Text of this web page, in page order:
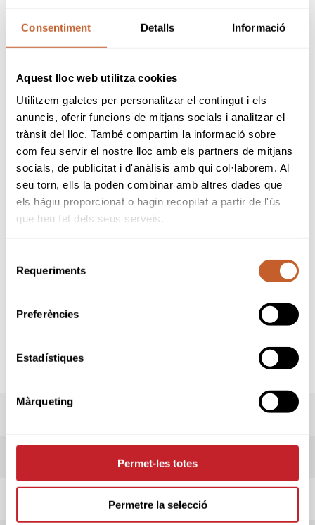
Consentiment Detalls Informació
Aquest lloc web utilitza cookies
Utilitzem galetes per personalitzar el contingut i els
anuncis, oferir funcions de mitjans socials i analitzar el
trànsit del lloc. També compartim la informació sobre
com feu servir el nostre lloc amb els partners de mitjans
socials, de publicitat i d'anàlisis amb qui col·laborem. Al
seu torn, ells la poden combinar amb altres dades que
els hàgiu proporcionat o hagin recopilat a partir de l'ús
que heu fet dels seus serveis.
Requeriments
Preferències
Estadístiques
Màrqueting
Permet-les totes
Permetre la selecció
Handicaps de inscripción
máximos:
Cadetes:
Infantiles:
Participaran un total de129jugadores,
distribuidos de la siguiente forma:
Categoría Masculina
27
Cadetes
27Infantile
27Alevines
Categoría Femenina
del recorrido Hills permanecerán cerrados,
por lo que las jugadoras que deseen tirar
bolas tendrán que acudir al Campo de
Restauración se realizará en la Casa Club
RESULTADOS
LIVESCORING